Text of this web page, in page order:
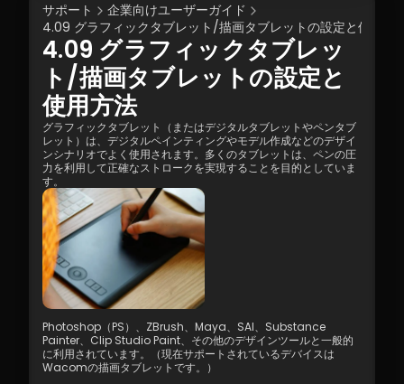
利用規約
個人情報の取り扱いについて
2.2 リモートワークシナリオ運用ガイド
2.3 テクニカルサポートシナリオ操作ガイド
2.4 一時的な技術サポートシナリオ - SOS操
作ガイド
3.1 サイレントコマンドインストールとデバイ
スの連携
3.2 連携の仕方: エンタープライズコー導入コ
ード | アカウントパスワード
3.3 連携後のデバイスの解除方法（制御終
了）
4.01 DeskIn リモート接続モード
4.02 ハイクオリティモードとは何ですか？
4.03 高品質モードを有効にする方法
4.04 画像品質オプション
4.05 リモート印刷
4.06 プライバシースクリーン
4.07 4:4:4 トゥルーカラーモードを有効にす
るための条件
4.08 マルチスクリーン間リモコン設定方法
4.09 グラフィックタブレット/描画タブレッ
トの設定と使用方法
4.10 リモートツールバー - フローティングウ
サポート
企業向けユーザーガイド
4.09 グラフィックタブレット/描画タブレットの設定と使用方
4.09 グラフィックタブレッ
ト/描画タブレットの設定と
使用方法
グラフィックタブレット（またはデジタルタブレットやペンタブ
レット）は、デジタルペインティングやモデル作成などのデザイ
ンシナリオでよく使用されます。多くのタブレットは、ペンの圧
力を利用して正確なストロークを実現することを目的としていま
す。
Photoshop（PS）、ZBrush、Maya、SAI、Substance
Painter、Clip Studio Paint、その他のデザインツールと一般的
に利用されています。（現在サポートされているデバイスは
Wacomの描画タブレットです。）